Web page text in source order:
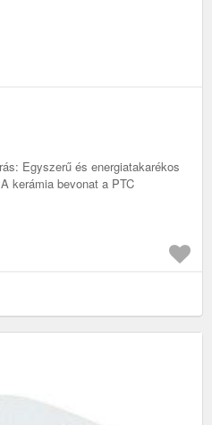
Egyszerű és energiatakarékos
kerámia bevonat a PTC